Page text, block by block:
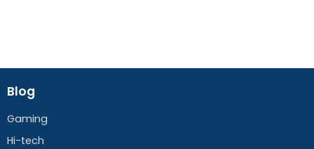
Blog
Gaming
Hi-tech